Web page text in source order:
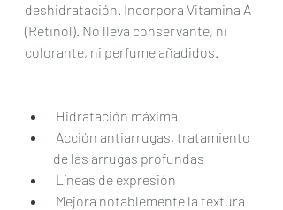
deshidratación. Incorpora Vitamina A
(Retinol). No lleva conservante, ni
colorante, ni perfume añadidos.
Hidratación máxima
️ Acción antiarrugas, tratamiento
de las arrugas profundas
️ Líneas de expresión
️ Mejora notablemente la textura